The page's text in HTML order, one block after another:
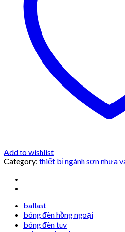
Add to wishlist
Category: thiết bị ngành sơn nhựa
ballast
bóng đèn hồng ngoại
bóng đèn tuv